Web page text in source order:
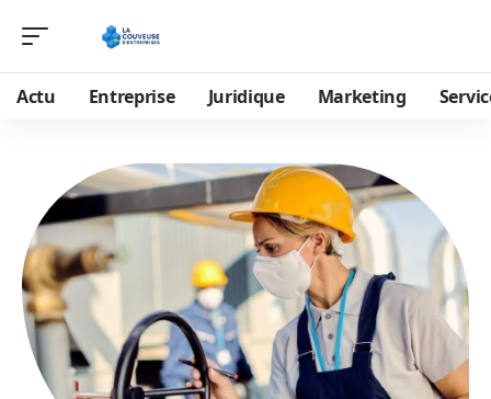
Actu Entreprise Juridique Marketing